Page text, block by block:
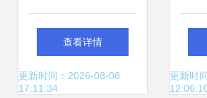
计 营造信任感与进
取精神的重要性
查看详情
更新时间：2026-08-08
17:11:34
级
更新时